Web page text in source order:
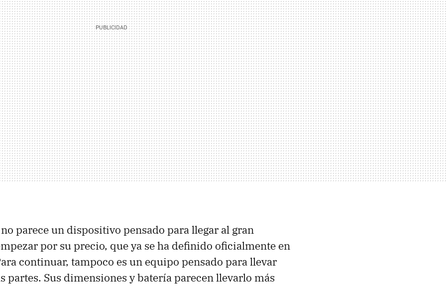
parece un dispositivo pensado para llegar al gran
por su precio, que ya se ha definido oficialmente en
continuar, tampoco es un equipo pensado para llevar
partes. Sus dimensiones y batería parecen llevarlo más